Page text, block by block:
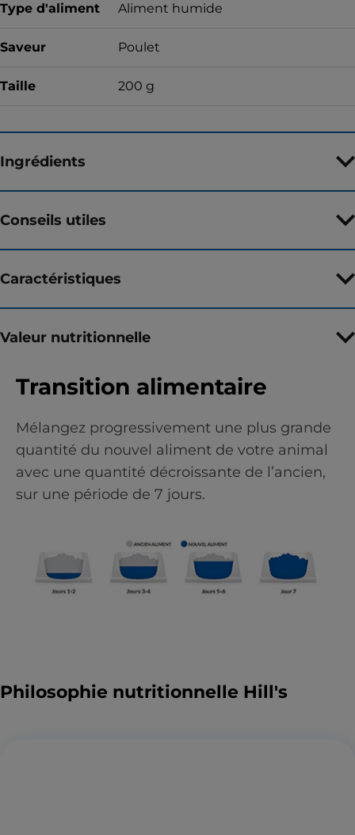
Type d'aliment Aliment humide
Saveur Poulet
Taille 200 g
Ingrédients
Conseils utiles
Caractéristiques
Valeur nutritionnelle
Transition alimentaire
Mélangez progressivement une plus grande
quantité du nouvel aliment de votre animal
avec une quantité décroissante de l’ancien,
sur une période de 7 jours.
Philosophie nutritionnelle Hill's